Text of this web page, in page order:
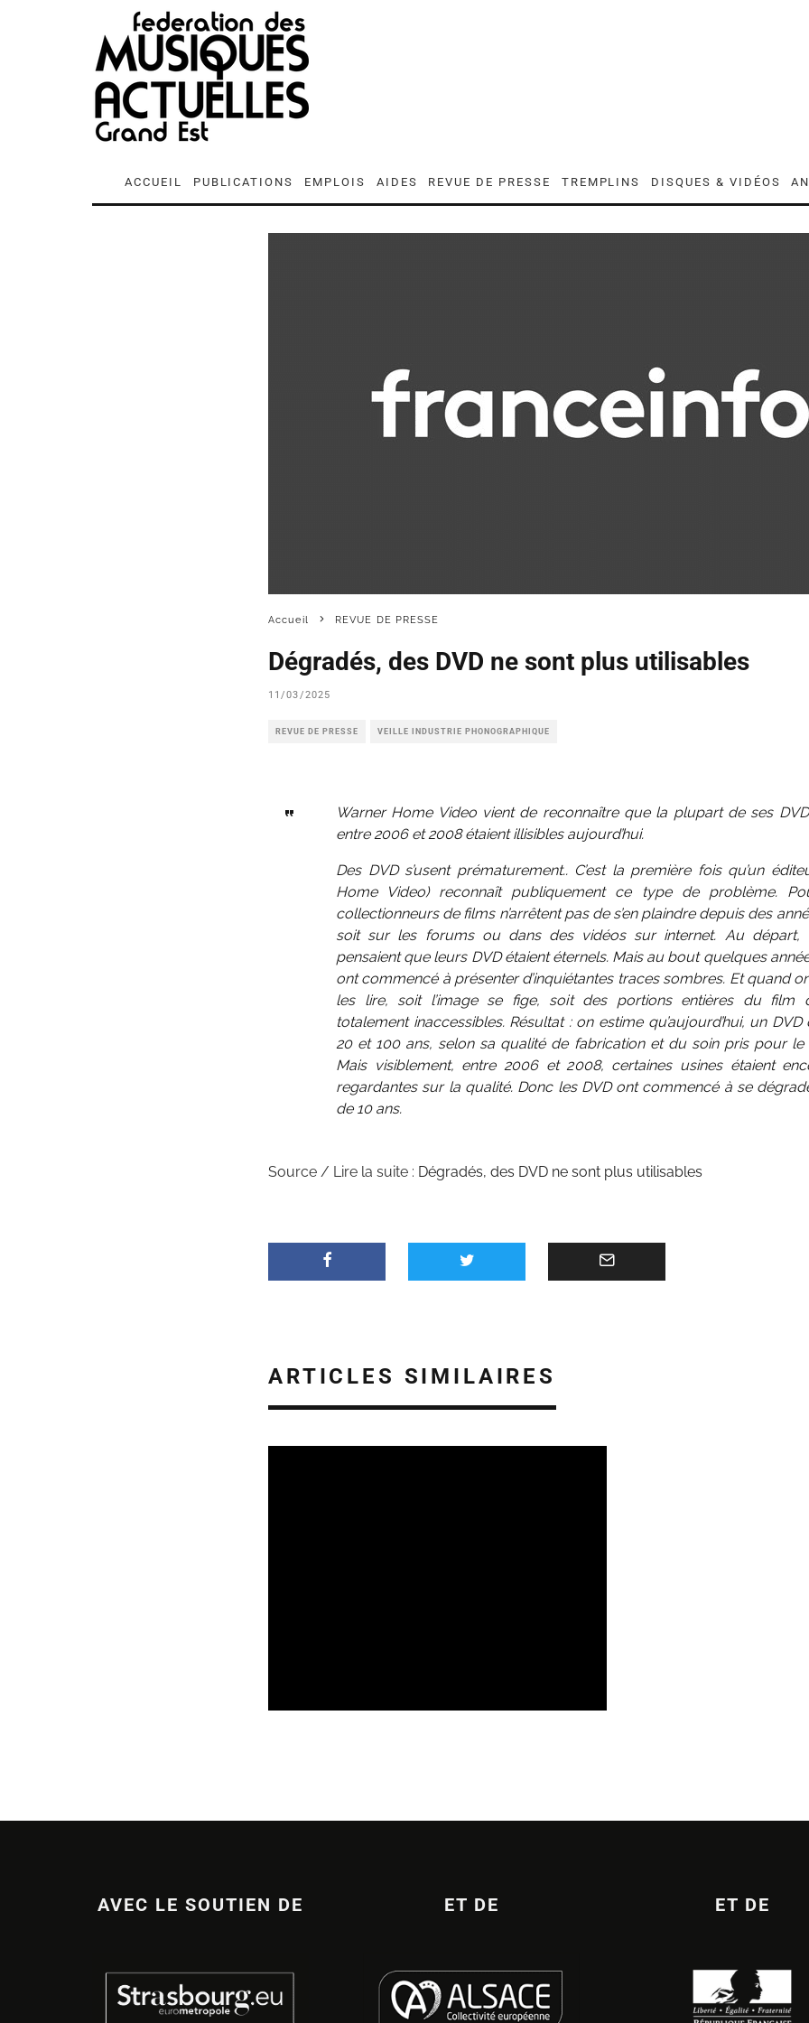
ACCUEIL PUBLICATIONS EMPLOIS AIDES REVUE DE PRESSE TREMPLINS DISQUES & VIDÉOS
Accueil REVUE DE PRESSE
Dégradés, des DVD ne sont plus utilisables
11/03/2025
REVUE DE PRESSE VEILLE INDUSTRIE PHONOGRAPHIQUE
Warner Home Video vient de reconnaître que la plupart de ses
entre 2006 et 2008 étaient illisibles aujourd’hui.
Des DVD s’usent prématurement.. C’est la première fois qu’un
Home Video) reconnaît publiquement ce type de problème.
collectionneurs de films n’arrêtent pas de s’en plaindre depuis des
soit sur les forums ou dans des vidéos sur internet. Au départ,
pensaient que leurs DVD étaient éternels. Mais au bout quelques
ont commencé à présenter d’inquiétantes traces sombres. Et quand
les lire, soit l’image se fige, soit des portions entières du film
totalement inaccessibles. Résultat : on estime qu’aujourd’hui, un
20 et 100 ans, selon sa qualité de fabrication et du soin pris pour le
Mais visiblement, entre 2006 et 2008, certaines usines étaient
regardantes sur la qualité. Donc les DVD ont commencé à se
de 10 ans.
Source / Lire la suite : Dégradés, des DVD ne sont plus utilisables
ARTICLES SIMILAIRES
AVEC LE SOUTIEN DE ET DE ET DE